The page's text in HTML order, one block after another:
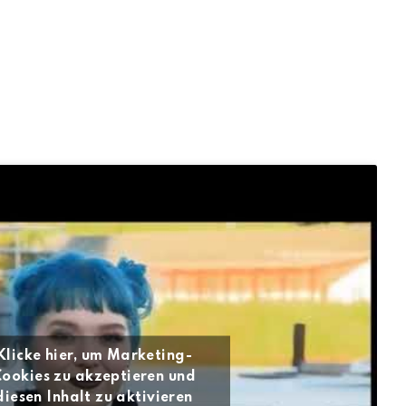
hier, um Marketing-
zu akzeptieren und
Inhalt zu aktivieren